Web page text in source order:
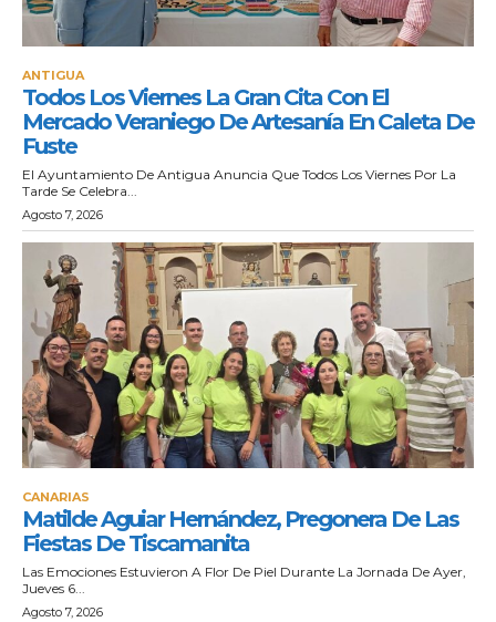
ANTIGUA
Todos Los Viernes La Gran Cita Con El
Mercado Veraniego De Artesanía En Caleta De
Fuste
El Ayuntamiento De Antigua Anuncia Que Todos Los Viernes Por La
Tarde Se Celebra...
Agosto 7, 2026
CANARIAS
Matilde Aguiar Hernández, Pregonera De Las
Fiestas De Tiscamanita
Las Emociones Estuvieron A Flor De Piel Durante La Jornada De Ayer,
Jueves 6...
Agosto 7, 2026